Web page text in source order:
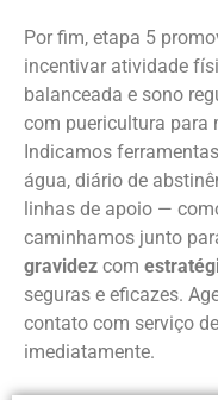
Por fim, etapa 5
incentivar atividade
balanceada e sono
com puericultura para
Indicamos
água, diário de
linhas de apoio —
caminhamos junto
gravidez com
seguras e eficazes.
contato com serviço
imediatamente.